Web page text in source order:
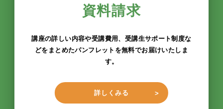
資料請求
講座の詳しい内容や受講費用、受講生サポート制度な
どをまとめたパンフレットを無料でお届けいたしま
す。
詳しくみる